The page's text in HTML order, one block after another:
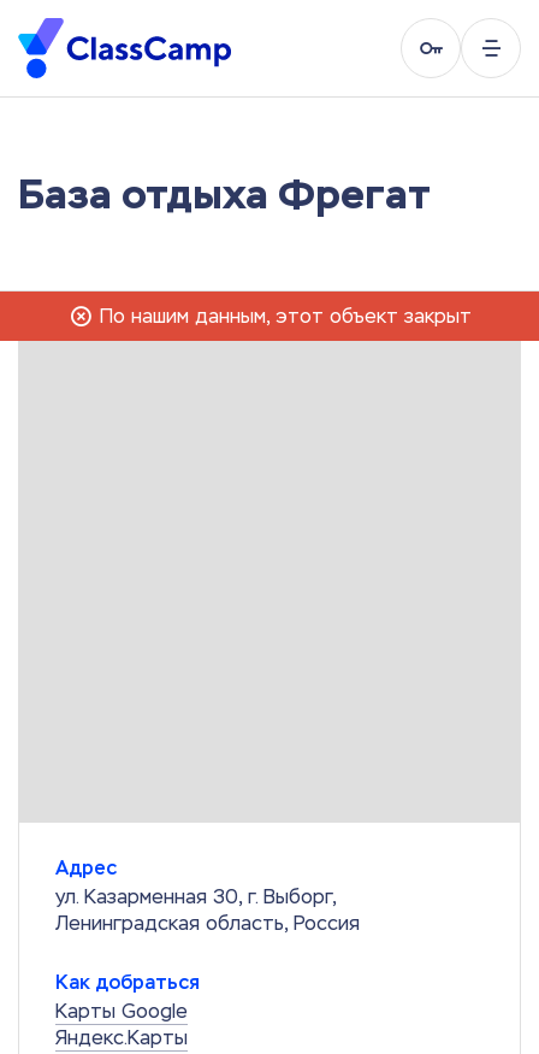
База отдыха Фрегат
По нашим данным, этот объект закрыт
Адрес
ул. Казарменная 30, г. Выборг,
Ленинградская область, Россия
Как добраться
Карты Google
Яндекс.Карты